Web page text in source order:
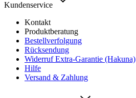
Kundenservice
Kontakt
Produktberatung
Bestellverfolgung
Rücksendung
Widerruf Extra-Garantie (Hakuna)
Hilfe
Versand & Zahlung